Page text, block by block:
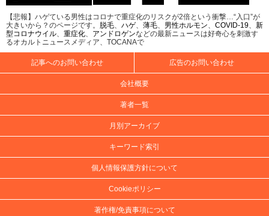
【悲報】ハゲている男性はコロナで重症化のリスクが2倍という衝撃…“入口”が
大きいから？のページです。 脱毛 ハゲ、 薄毛 男性ホルモン COVID-19
新
型コロナウイル
重症化 アンドロゲンなどの最新ニュースは好奇心を刺激す
るオカルトニュースメディア、TOCANAで
記事へのお問い合わせ 広告のお問い合わせ
会社概要
著者一覧
月別アーカイブ
キーワード索引
個人情報保護方針について
Cookieポリシー
著作権/免責事項について